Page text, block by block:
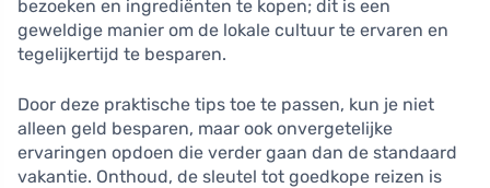
bezoeken en ingrediënten te kopen; dit is een
geweldige manier om de lokale cultuur te ervaren en
tegelijkertijd te besparen.
Door deze praktische tips toe te passen, kun je niet
alleen geld besparen, maar ook onvergetelijke
ervaringen opdoen die verder gaan dan de standaard
vakantie. Onthoud, de sleutel tot goedkope reizen is